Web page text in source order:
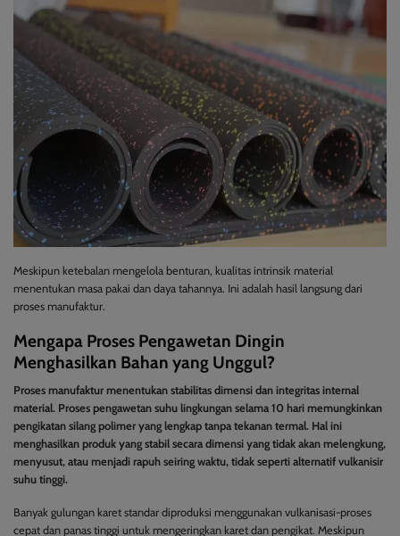
Meskipun ketebalan mengelola benturan, kualitas intrinsik material
menentukan masa pakai dan daya tahannya. Ini adalah hasil langsung dari
proses manufaktur.
Mengapa Proses Pengawetan Dingin
Menghasilkan Bahan yang Unggul?
Proses manufaktur menentukan stabilitas dimensi dan integritas internal
material. Proses pengawetan suhu lingkungan selama 10 hari memungkinkan
pengikatan silang polimer yang lengkap tanpa tekanan termal. Hal ini
menghasilkan produk yang stabil secara dimensi yang tidak akan melengkung,
menyusut, atau menjadi rapuh seiring waktu, tidak seperti alternatif vulkanisir
suhu tinggi.
Banyak gulungan karet standar diproduksi menggunakan vulkanisasi-proses
cepat dan panas tinggi untuk mengeringkan karet dan pengikat. Meskipun